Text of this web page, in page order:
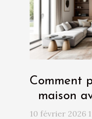
Comment
maison
10 février 2026